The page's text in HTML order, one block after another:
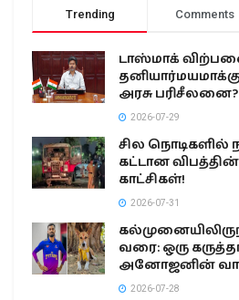
Trending Comments
டாஸ்மாக்
அரசு பரிசீலனை?
2026-07-29
சில நொடிகளில்
கட்டான விபத்தின்
காட்சிகள்!
2026-07-31
வரை: ஒரு
அனோஜனின்
2026-07-28